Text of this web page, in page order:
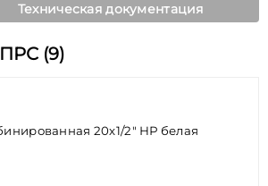
Техническая документация
(9)
20х1/2" НР белая